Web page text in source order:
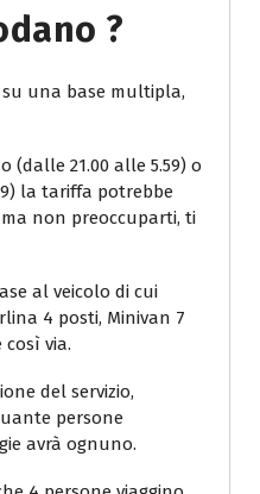
?
una base multipla,
21.00 alle 5.59) o
la tariffa potrebbe
non preoccuparti, ti
al veicolo di cui
4 posti, Minivan 7
così via.
del servizio,
persone
avrà ognuno.